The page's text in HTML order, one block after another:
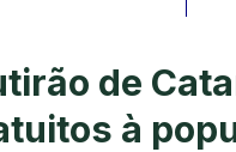
de
à